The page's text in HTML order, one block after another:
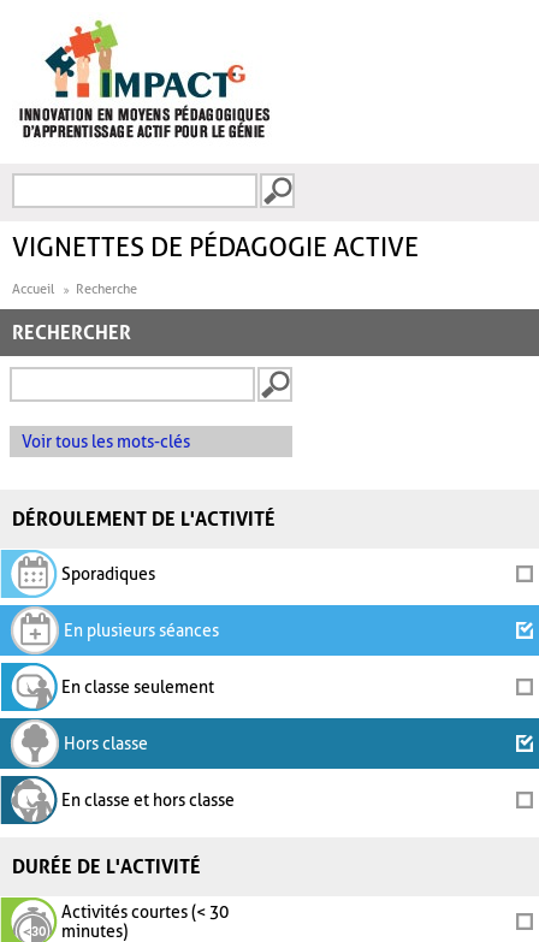
FORMULAIRE DE
VIGNETTES DE PÉDAGOGIE ACTIVE
Accueil Recherche
RECHERCHER
Voir tous les mots-clés
DÉROULEMENT DE L'ACTIVITÉ
Sporadiques
En plusieurs séances
En classe seulement
Hors classe
En classe et hors classe
DURÉE DE L'ACTIVITÉ
Activités courtes (< 30
minutes)